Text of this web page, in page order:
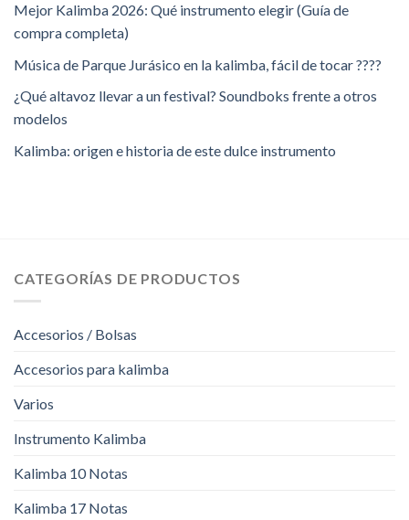
Mejor Kalimba 2026: Qué instrumento elegir (Guía de
compra completa)
Música de Parque Jurásico en la kalimba, fácil de tocar ????
¿Qué altavoz llevar a un festival? Soundboks frente a otros
modelos
Kalimba: origen e historia de este dulce instrumento
CATEGORÍAS DE PRODUCTOS
Accesorios / Bolsas
Accesorios para kalimba
Varios
Instrumento Kalimba
Kalimba 10 Notas
Kalimba 17 Notas